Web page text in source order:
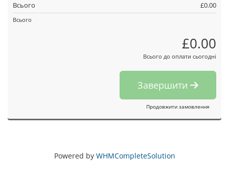
Всього £0.00
Всього
£0.00
Всього до оплати сьогодні
Завершити
Продовжити замовлення
Powered by WHMCompleteSolution